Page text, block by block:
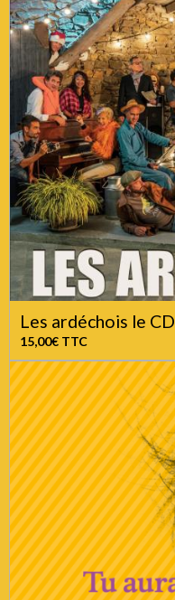
Les ardéchois le CD
15,00€ TTC